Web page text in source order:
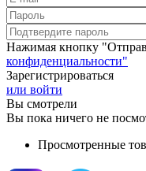
Нажимая кнопку
конфиденциальности"
Зарегистрироваться
или войти
Вы смотрели
Вы пока ничего не
Просмотренные